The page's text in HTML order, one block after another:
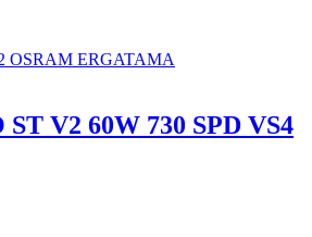
V2 60W 730 SPD VS4